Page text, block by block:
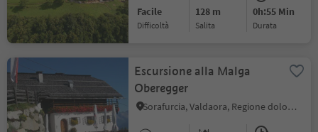
Facile
Difficoltà
128 m
Salita
0h:55 Min
durata
Escursione alla Malga
Oberegger
Sorafurcia, Valdaora, Regione dolomitica Plan de Corones